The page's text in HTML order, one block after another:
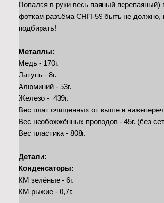
Попался в руки весь паяный перепаяный)
фоткам разъёма СНП-59 быть не должно,
подбирать!
Металлы:
Медь - 170г.
Латунь - 8г.
Алюминий - 53г.
Железо - 439г.
Вес плат очищенных от выше и
Вес необожжённых проводов - 45г. (без
Вес пластика - 808г.
Детали:
Конденсаторы:
КМ зелёные - 6г.
КМ рыжие - 0,7г.